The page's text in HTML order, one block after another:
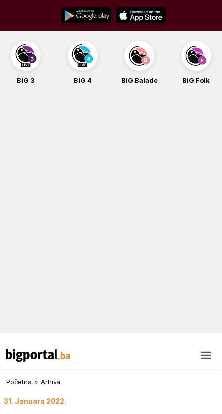
content
BiG 3 BiG 4 BiG Balade BiG Folk
Početna » Arhiva
31. Januara 2022.